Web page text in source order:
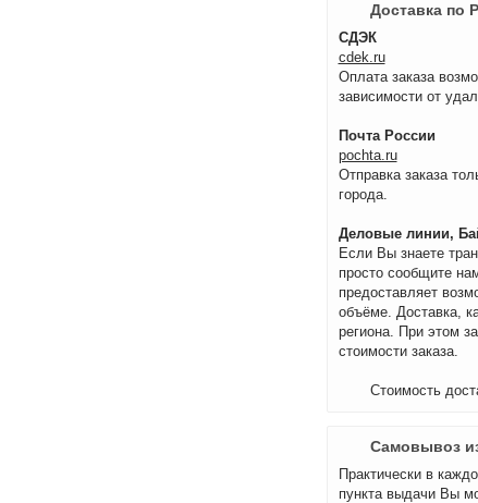
Доставка по
СДЭК
cdek.ru
Оплата заказа
зависимости от
Почта России
pochta.ru
Отправка заказа
города.
Деловые линии,
Если Вы знаете
просто сообщите
предоставляет
объёме. Доставка,
региона. При этом
стоимости заказа.
Стоимость
Самовывоз
Практически в
пункта выдачи Вы